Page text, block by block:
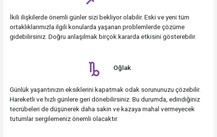
İkili ilişkilerde önemli günler sizi bekliyor olabilir. Eski ve yeni tüm
ortaklıklarımızla ilgili konularda yaşanan problemlerde çözüme
gidebilirsiniz. Doğru anlaşılmak birçok kararda etkisini gösterebilir.
Oğlak
Günlük yaşantınızın eksiklerini kapatmak odak sorununuzu çözebilir.
Hareketli ve hızlı günlere geri dönebilirsiniz. Bu durumda, edindiğiniz
tecrübeleri de düşünerek daha sakin ve kazaya mahal vermeyecek
tutumlar sergilemeniz önemli olacaktır.